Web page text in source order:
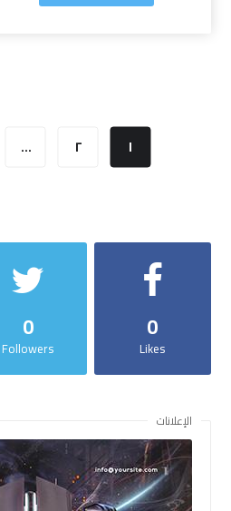
١ ٢ …
0
Likes
0
Followers
الإعلانات